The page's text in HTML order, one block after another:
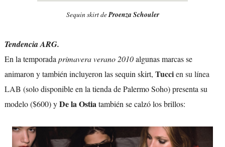
Sequin skirt deProenza Schouler
Tendencia ARG.
En la temporadaprimavera verano 2010algunas marcas se
animaron y también incluyeron las sequin skirt, Tuccien su línea
LAB (solo disponible en la tienda de Palermo Soho) presenta su
modelo ($600) yDe la Ostiatambién se calzó los brillos: